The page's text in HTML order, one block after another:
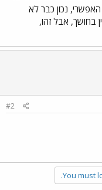
נכון כבר לא
בחושך, אבל זהו,
#2
You must